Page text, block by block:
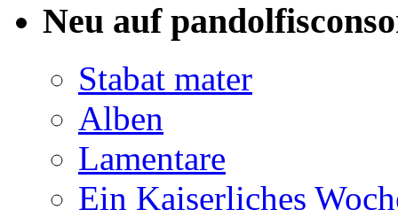
Neu auf
Stabat mater
Alben
Lamentare
Ein Kaiserliches